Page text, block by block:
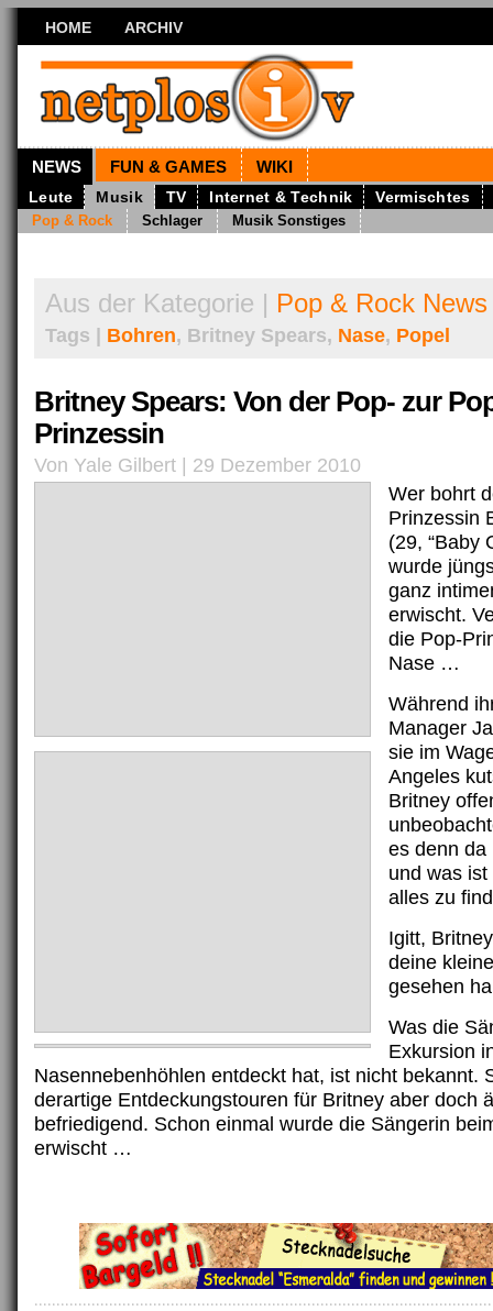
HOME ARCHIV
NEWS FUN & GAMES WIKI
Leute Musik TV Internet & Technik Vermischtes
Pop & Rock Schlager Musik Sonstiges
Aus der Kategorie | Pop & Rock News
Tags | Bohren, Britney Spears, Nase, Popel
Britney Spears: Von der Pop- zur
Prinzessin
Von Yale Gilbert | 29 Dezember 2010
Wer bohrt
Prinzessin
(29, “Baby
wurde
ganz
erwischt.
die Pop-
Nase …
Während
Manager
sie im
Angeles
Britney
es denn
und was
alles zu
Igitt,
deine
gesehen
Was die
Exkursion
Nasennebenhöhlen entdeckt hat, ist nicht bekannt.
derartige Entdeckungstouren für Britney aber doch
befriedigend. Schon einmal wurde die Sängerin
erwischt …